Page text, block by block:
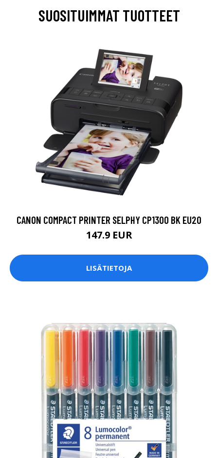
SUOSITUIMMAT TUOTTEET
CANON COMPACT PRINTER SELPHY CP1300 BK EU20
147.9 EUR
LISÄTIETOJA